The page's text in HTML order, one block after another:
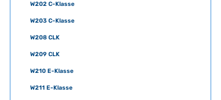
W202 C-Klasse
W203 C-Klasse
W208 CLK
W209 CLK
W210 E-Klasse
W211 E-Klasse